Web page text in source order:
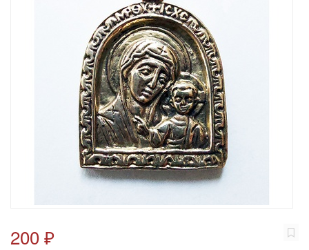
200 ₽